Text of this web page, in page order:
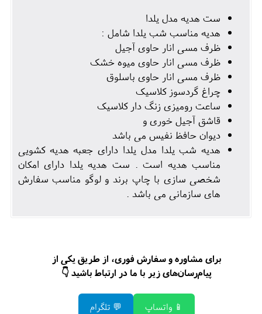
ست هدیه مدل یلدا
هدیه مناسب شب یلدا شامل :
ظرف مسی انار حاوی آجیل
ظرف مسی انار حاوی میوه خشک
ظرف مسی انار حاوی باسلوق
چراغ گردسوز کلاسیک
ساعت رومیزی زنگ دار کلاسیک
قاشق آجیل خوری و
دیوان حافظ نفیس می باشد
هدیه شب یلدا مدل یلدا دارای جعبه هدیه کشویی
مناسب هدیه است . ست هدیه یلدا دارای امکان
شخصی سازی با چاپ برند و لوگو مناسب سفارش
های سازمانی می باشد .
برای مشاوره و سفارش فوری، از طریق یکی از
پیام‌رسان‌های زیر با ما در ارتباط باشید 👇
📱 واتساپ 💬 تلگرام